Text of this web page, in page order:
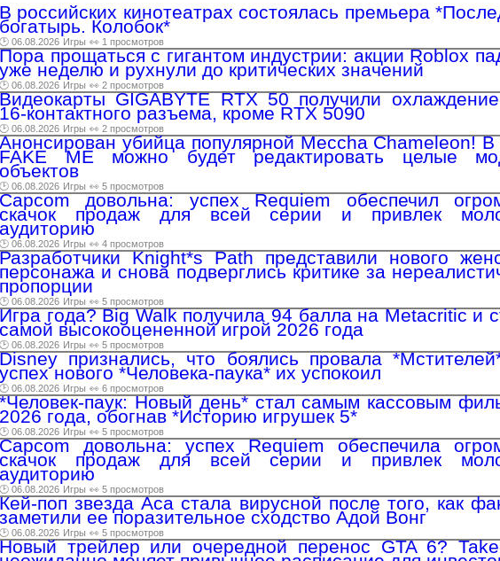
В российских кинотеатрах состоялась премьера
богатырь. Колобок*
🕑 06.08.2026 Игры 👀 1 просмотров
Пора прощаться с гигантом индустрии: акции Roblox
уже неделю и рухнули до критических значений
🕑 06.08.2026 Игры 👀 2 просмотров
Видеокарты GIGABYTE RTX 50 получили
16-контактного разъема, кроме RTX 5090
🕑 06.08.2026 Игры 👀 2 просмотров
Анонсирован убийца популярной Meccha Chameleon! В
FAKE ME можно будет редактировать целые
объектов
🕑 06.08.2026 Игры 👀 5 просмотров
Capcom довольна: успех Requiem обеспечил
скачок продаж для всей серии и привлек
аудиторию
🕑 06.08.2026 Игры 👀 4 просмотров
Разработчики Knight*s Path представили нового
персонажа и снова подверглись критике за
пропорции
🕑 06.08.2026 Игры 👀 5 просмотров
Игра года? Big Walk получила 94 балла на Metacritic и
самой высокооцененной игрой 2026 года
🕑 06.08.2026 Игры 👀 5 просмотров
Disney признались, что боялись провала
успех нового *Человека-паука* их успокоил
🕑 06.08.2026 Игры 👀 6 просмотров
*Человек-паук: Новый день* стал самым кассовым
2026 года, обогнав *Историю игрушек 5*
🕑 06.08.2026 Игры 👀 5 просмотров
Capcom довольна: успех Requiem обеспечила
скачок продаж для всей серии и привлек
аудиторию
🕑 06.08.2026 Игры 👀 5 просмотров
Кей-поп звезда Аса стала вирусной после того, как
заметили ее поразительное сходство Адой Вонг
🕑 06.08.2026 Игры 👀 5 просмотров
Новый трейлер или очередной перенос GTA 6?